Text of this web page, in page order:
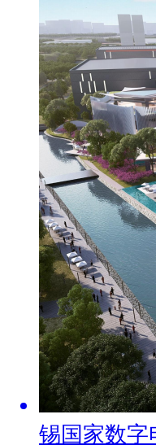
锡国家数字